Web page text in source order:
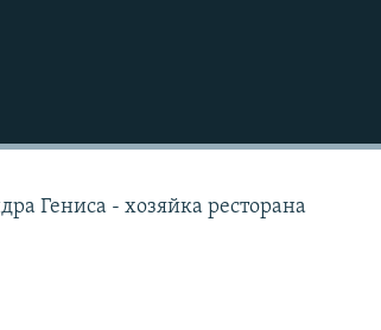
Гениса - хозяйка ресторана